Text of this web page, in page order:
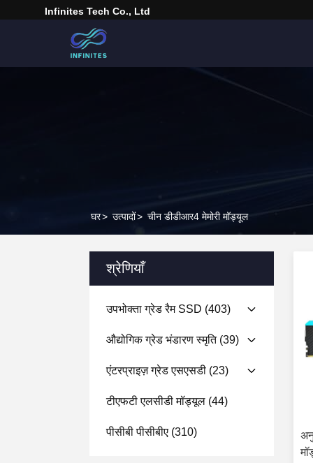
Infinites Tech Co., Ltd
घर> उत्पादों> चीन डीडीआर4 मेमोरी मॉड्यूल
श्रेणियाँ
उपभोक्ता ग्रेड रैम SSD (403)
औद्योगिक ग्रेड भंडारण स्मृति(39)
एंटरप्राइज़ ग्रेड एसएसडी (23)
टीएफटी एलसीडी मॉड्यूल (44)
पीसीबी पीसीबीए (310)